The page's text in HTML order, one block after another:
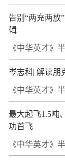
告别“两充两放
辑
《中华英才》
岑志科| 解读朋
《中华英才》
最大起飞1.5吨
功首飞
《中华英才》